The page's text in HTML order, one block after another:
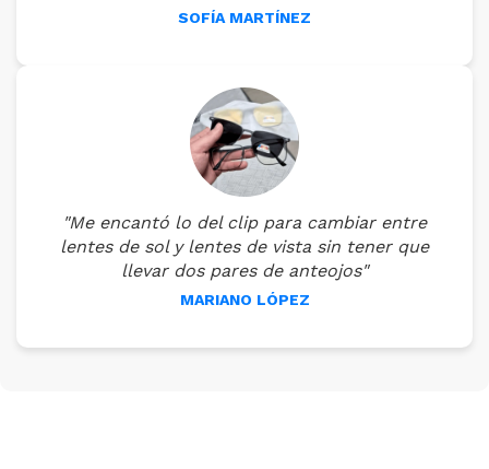
SOFÍA MARTÍNEZ
"Me encantó lo del clip para cambiar entre
lentes de sol y lentes de vista sin tener que
llevar dos pares de anteojos"
MARIANO LÓPEZ